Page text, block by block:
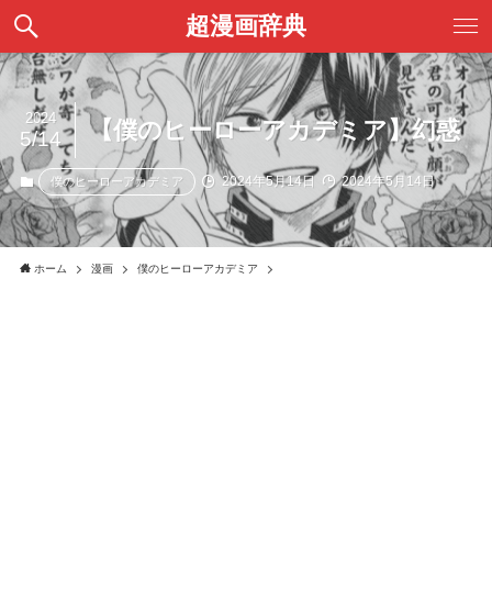
超漫画辞典
【僕のヒーローアカデミア】幻惑
2024
5/14
僕のヒーローアカデミア 2024年5月14日 2024年5月14日
ホーム 漫画 僕のヒーローアカデミア